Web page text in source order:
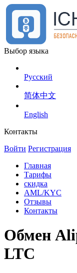
Выбор языка
Русский
简体中文
English
Контакты
Войти Регистрация
Главная
Тарифы
скидка
AML/KYC
Отзывы
Контакты
Обмен
LTC